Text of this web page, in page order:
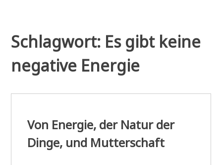
Schlagwort: Es gibt keine
negative Energie
Von Energie, der Natur der
Dinge, und Mutterschaft